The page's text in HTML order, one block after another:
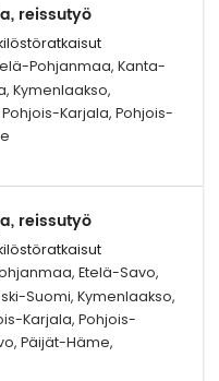
reissutyö
Pohjanmaa, Kanta-
Kymenlaakso,
Karjala, Pohjois-
reissutyö
Etelä-Savo,
Suomi, Kymenlaakso,
Karjala, Pohjois-
Päijät-Häme,